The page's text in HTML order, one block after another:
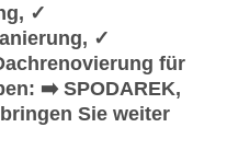
✓
✓
für
➡️ SPODAREK,
Sie weiter